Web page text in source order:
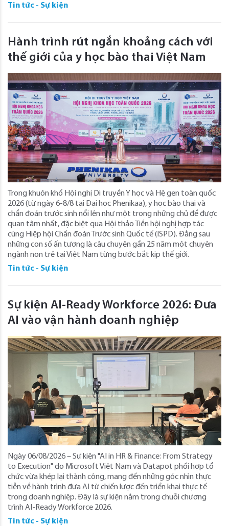
Tin tức - Sự kiện
Hành trình rút ngắn khoảng cách với
thế giới của y học bào thai Việt Nam
Trong khuôn khổ Hội nghị Di truyền Y học và Hệ gen toàn quốc
2026 (từ ngày 6-8/8 tại Đại học Phenikaa), y học bào thai và
chẩn đoán trước sinh nổi lên như một trong những chủ đề được
quan tâm nhất, đặc biệt qua Hội thảo Tiền hội nghị hợp tác
cùng Hiệp hội Chẩn đoán Trước sinh Quốc tế (ISPD). Đằng sau
những con số ấn tượng là câu chuyện gần 25 năm một chuyên
ngành non trẻ tại Việt Nam từng bước bắt kịp thế giới.
Tin tức - Sự kiện
Sự kiện AI-Ready Workforce 2026: Đưa
AI vào vận hành doanh nghiệp
Ngày 06/08/2026 – Sự kiện "AI in HR & Finance: From Strategy
to Execution" do Microsoft Việt Nam và Datapot phối hợp tổ
chức vừa khép lại thành công, mang đến những góc nhìn thực
tiễn về hành trình đưa AI từ chiến lược đến triển khai thực tế
trong doanh nghiệp. Đây là sự kiện nằm trong chuỗi chương
trình AI-Ready Workforce 2026.
Tin tức - Sự kiện